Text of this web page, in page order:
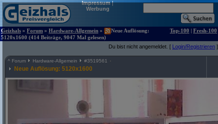
Impressum|
Werbung
Geizhals » Forum » Hardware-Allgemein »
Neue Auflösung:
5120x1600 (414 Beiträge, 9047 Mal gelesen)
Top-100 | Fresh-100
Du bist nicht angemeldet. [ Login/Registrieren ]
^ Forum Hardware-Allgemein #3519561
Neue Auflösung: 5120x1600